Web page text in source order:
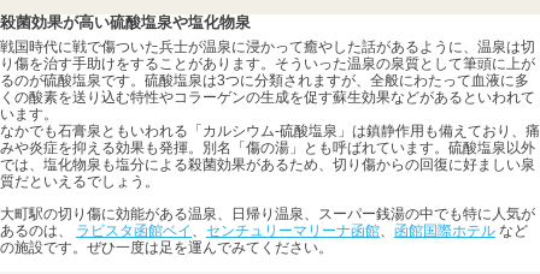
殺菌効果が高い硫酸塩泉や塩化物泉
戦国時代に戦で傷ついた兵士が温泉に浸かって癒やした話があるように、温泉は切
り傷を治す手助けをすることがあります。そういった温泉の泉質として筆頭に上が
るのが硫酸塩泉です。硫酸塩泉は3つに分類されますが、全般にわたって血液に多
くの酸素を送り込む特性やコラーゲンの生成を促す蘇生効果などがあるといわれて
います。
なかでも石膏泉ともいわれる「カルシウム-硫酸塩泉」は鎮静作用も備えており、痛
みや炎症を抑える効果も発揮。別名「傷の湯」とも呼ばれています。硫酸塩泉以外
では、塩化物泉も塩分による殺菌効果があるため、切り傷からの回復に好ましい泉
質だといえるでしょう。
大町駅の切り傷に効能がある温泉、日帰り温泉、スーパー銭湯の中でも特に人気が
あるのは、 ラビスタ函館ベイ センチュリーマリーナ函館 函館国際ホテル など
の施設です。ぜひ一度は足を運んでみてください。